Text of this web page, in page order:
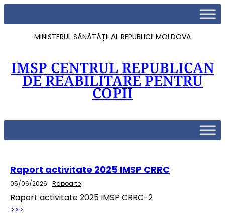
MINISTERUL SĂNĂTĂȚII AL REPUBLICII MOLDOVA
IMSP CENTRUL REPUBLICAN
DE REABILITARE PENTRU
COPII
Raport activitate 2025 IMSP CRRC
05/06/2026 Rapoarte
Raport activitate 2025 IMSP CRRC-2
>>>